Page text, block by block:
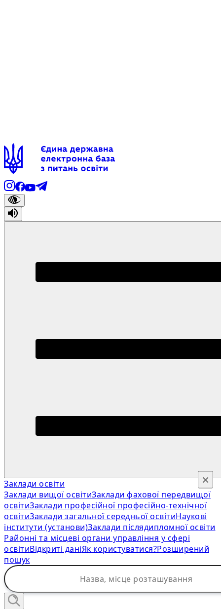
Заклади освіти
Заклади вищої освітиЗаклади фахової передвищої
освітиЗаклади професійної професійно-технічної
освітиЗаклади загальної середньої освітиНаукові
інститути (установи)Заклади післядипломної освіти
Районні та місцеві органи управління у сфері
освітиВідкриті даніЯк користуватися?Розширений
пошук
×